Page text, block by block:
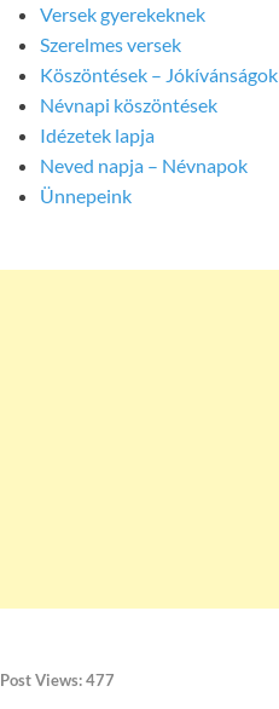
Versek gyerekeknek
Szerelmes versek
Köszöntések – Jókívánságok
Névnapi köszöntések
Idézetek lapja
Neved napja – Névnapok
Ünnepeink
Post Views:477